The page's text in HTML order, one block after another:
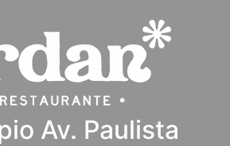
Av. Paulista